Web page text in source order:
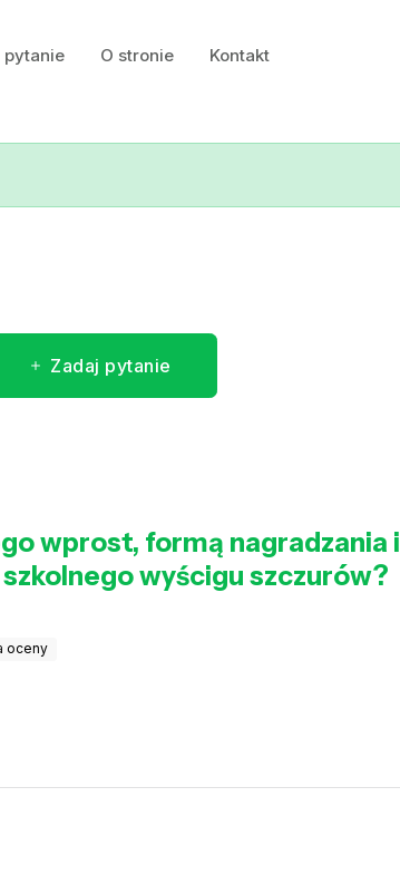
pytanie O stronie Kontakt
Zadaj pytanie
wprost, formą nagradzania i
wyścigu szczurów?
oceny